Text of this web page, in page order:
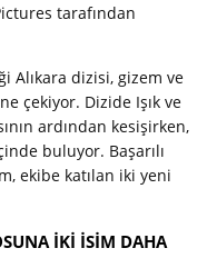
tarafından
Alıkara dizisi, gizem ve
çekiyor. Dizide Işık ve
ardından kesişirken,
buluyor. Başarılı
ekibe katılan iki yeni
İKİ İSİM DAHA